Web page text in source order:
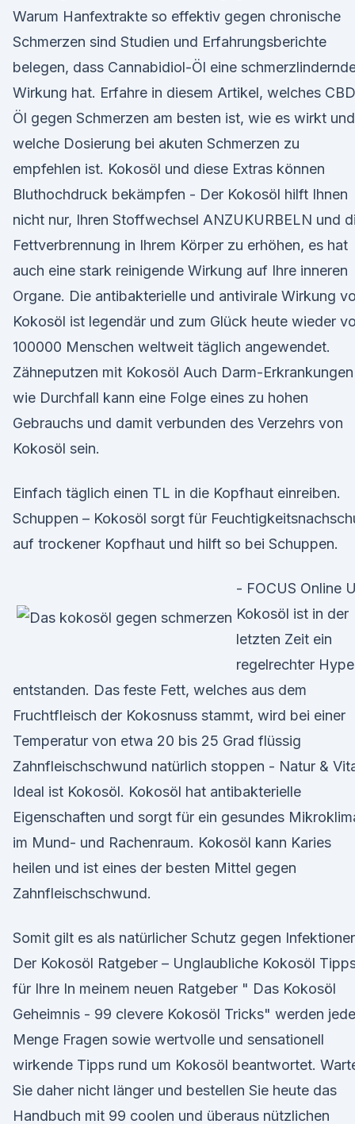
Warum Hanfextrakte so effektiv gegen chronische
Schmerzen sind Studien und Erfahrungsberichte
belegen, dass Cannabidiol-Öl eine
Wirkung hat. Erfahre in diesem Artikel, welches CBD
Öl gegen Schmerzen am besten ist, wie es wirkt und
welche Dosierung bei akuten Schmerzen zu
empfehlen ist. Kokosöl und diese Extras können
Bluthochdruck bekämpfen - Der Kokosöl hilft Ihnen
nicht nur, Ihren Stoffwechsel ANZUKURBELN und
Fettverbrennung in Ihrem Körper zu erhöhen, es hat
auch eine stark reinigende Wirkung auf Ihre inneren
Organe. Die antibakterielle und antivirale Wirkung
Kokosöl ist legendär und zum Glück heute wieder
100000 Menschen weltweit täglich angewendet.
Zähneputzen mit Kokosöl Auch Darm-Erkrankungen
wie Durchfall kann eine Folge eines zu hohen
Gebrauchs und damit verbunden des Verzehrs von
Kokosöl sein.
Einfach täglich einen TL in die Kopfhaut einreiben.
Schuppen – Kokosöl sorgt für
auf trockener Kopfhaut und hilft so bei Schuppen.
- FOCUS Online
Kokosöl ist in der
letzten Zeit ein
regelrechter Hype
entstanden. Das feste Fett, welches aus dem
Fruchtfleisch der Kokosnuss stammt, wird bei einer
Temperatur von etwa 20 bis 25 Grad flüssig
Zahnfleischschwund natürlich stoppen - Natur &
Ideal ist Kokosöl. Kokosöl hat antibakterielle
Eigenschaften und sorgt für ein gesundes
im Mund- und Rachenraum. Kokosöl kann Karies
heilen und ist eines der besten Mittel gegen
Zahnfleischschwund.
Somit gilt es als natürlicher Schutz gegen
Der Kokosöl Ratgeber – Unglaubliche Kokosöl
für Ihre In meinem neuen Ratgeber " Das Kokosöl
Geheimnis - 99 clevere Kokosöl Tricks" werden jede
Menge Fragen sowie wertvolle und sensationell
wirkende Tipps rund um Kokosöl beantwortet.
Sie daher nicht länger und bestellen Sie heute das
Handbuch mit 99 coolen und überaus nützlichen